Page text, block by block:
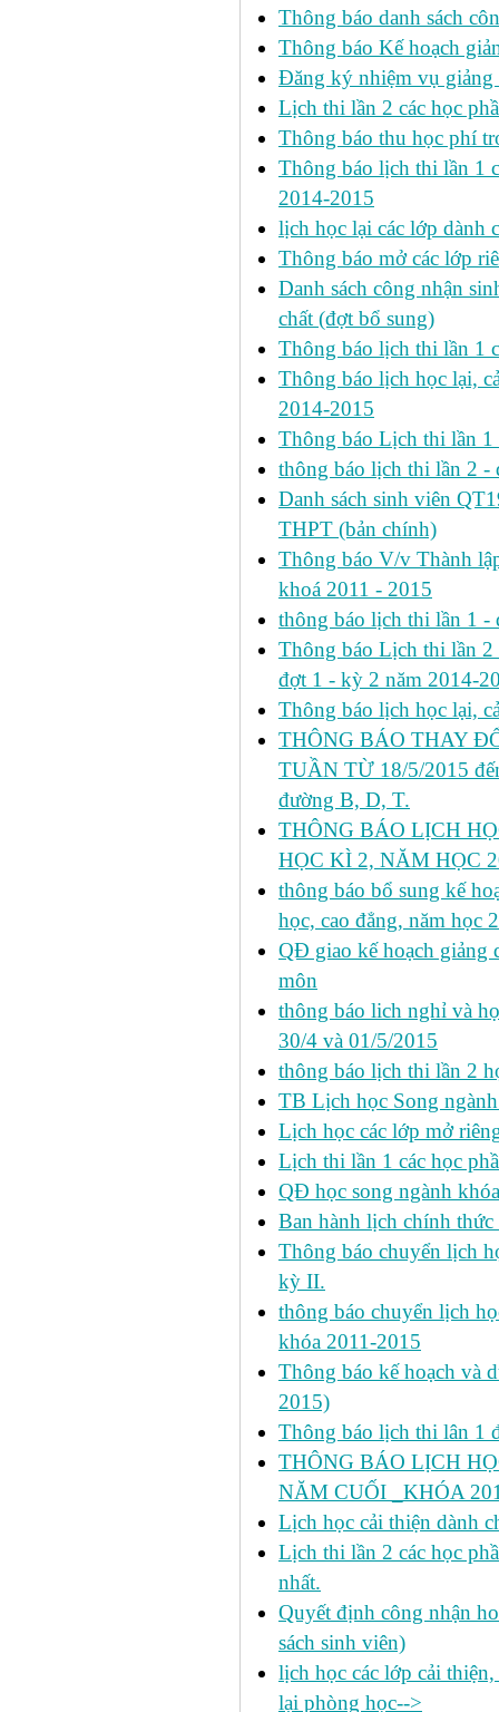
Thông báo danh sách
Thông báo Kế hoạch
Đăng ký nhiệm vụ giảng
Lịch thi lần 2 các học
Thông báo thu học phí
Thông báo lịch thi lần 1
2014-2015
lịch học lại các lớp dành
Thông báo mở các lớp
Danh sách công nhận
chất (đợt bổ sung)
Thông báo lịch thi lần 1
Thông báo lịch học lại,
2014-2015
Thông báo Lịch thi lần
thông báo lịch thi lần 2 -
Danh sách sinh viên
THPT (bản chính)
Thông báo V/v Thành
khoá 2011 - 2015
thông báo lịch thi lần 1 -
Thông báo Lịch thi lần 2
đợt 1 - kỳ 2 năm 2014-
Thông báo lịch học lại,
THÔNG BÁO THAY
TUẦN TỪ 18/5/2015
đường B, D, T.
THÔNG BÁO LỊCH
HỌC KÌ 2, NĂM HỌC
thông báo bổ sung kế
học, cao đẳng, năm học
QĐ giao kế hoạch giảng
môn
thông báo lich nghỉ và
30/4 và 01/5/2015
thông báo lịch thi lần 2
TB Lịch học Song
Lịch học các lớp mở
Lịch thi lần 1 các học
QĐ học song ngành
Ban hành lịch chính
Thông báo chuyển lịch
kỳ II.
thông báo chuyển lịch
khóa 2011-2015
Thông báo kế hoạch và
2015)
Thông báo lịch thi lân 1
THÔNG BÁO LỊCH
NĂM CUỐI _KHÓA
Lịch học cải thiện dành
Lịch thi lần 2 các học
nhất.
Quyết định công nhận
sách sinh viên)
lịch học các lớp cải
lại phòng học-->